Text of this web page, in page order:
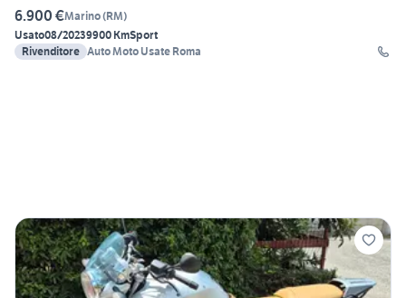
6.900 €Marino(RM)
Usato08/20239900 KmSport
Rivenditore Auto Moto Usate Roma